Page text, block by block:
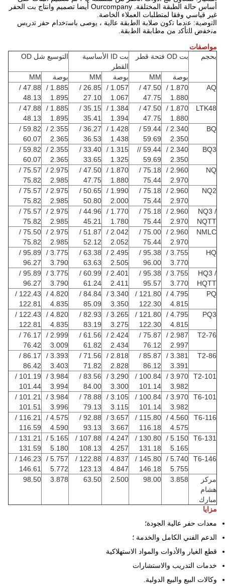
أساس حالة الطبقة المختلفة.
Ourcompany أيضا تصميم وانتاج بت الحفر
غير قياسي وفقا لمتطلبات العملاء الخاصة.
اﻟﺗوﺻﯾﺔ: ﻋﻧدﻣﺎ ﺗﮐون ﺻﻼﺑﺔ اﻟطﺑﻘﺔ ﻋﺎﻟﯾﺔ ، ﯾوﺻﯽ ﺑﺎﺳﺗﺧدام ﺣﻔر ﺗدرﯾس
ﻣﻧﺧﻔض ﻟﻟﺗﺄﮐد ﻣن ﻣطﺎﺑﻘﺔ اﻟطﺑﻘﺔ.
مواصفات
بحجم
بت OD فتحة قطر
بت ID الأساسية
القطر
التوسيع شل OD
بوصة MM بوصة MM بوصة
MM
AQ
1.870 /
1.880
47.50 /
47.75
1.057 /
1.067
26.85 /
27.10
1.885 /
1.895
47.88 /
48.13
LTK48
1.870 /
1.880
47.50 /
47.75
1.384 /
1.394
35.15 /
35.41
1.885 /
1.895
47.88 /
48.13
BQ
2.340 /
2.350
59.44 /
59.69
1.428 /
1.438
36.27 /
36.53
2.355 /
2.365
59.82 /
60.07
BQ3
2.340 /
2.350
59.44 //
59.69
1.315 /
1.325
33.40 /
33.65
2.355 /
2.365
59.82 /
60.07
NQ
2.960 /
2.970
75.18 /
75.44
1.870 /
1.880
47.50 /
47.75
2.975 /
2.985
75.57 /
75.82
NQ2
2.960 /
2.970
75.18 /
75.44
1.990 /
2.000
50.65 /
50.80
2.975 /
2.985
75.57 /
75.82
NQ3 /
NQTT
2.960 /
2.970
75.18 /
75.44
1.770 /
1.780
44.96 /
45.21
2.975 /
2.985
75.57 /
75.82
NMLC
2.960 /
2.970
75.00 /
75.44
2.042 /
2.052
51.87 /
52.12
2.975 /
2.985
75.50 /
75.82
HQ
3.755 /
3.770
95.38 /
96.00
2.495 /
2.505
63.38 /
63.63
3.775 /
3.790
95.89 /
96.27
HQ3 /
HQTT
3.755 /
3.770
95.38 /
95.57
2.401 /
2.411
60.99 /
61.24
3.775 /
3.790
95.89 /
96.27
PQ
4.795 /
4.815
121.80 /
122.30
3.340 /
3.350
84.84 /
85.09
4.820 /
4.835
122.43 /
122.81
PQ3
4.795 /
4.815
121.80 /
122.30
3.265 /
3.275
82.93 /
83.19
4.820 /
4.835
122.43 /
122.81
T2-76
2.987 /
2.997
75.87 /
76.12
2.424 /
2.434
61.56 /
61.82
2.999 /
3.009
76.17 /
76.42
T2-86
3.381 /
3.391
85.87 /
86.12
2.818 /
2.828
71.56 /
71.82
3.393 /
3.403
86.17 /
86.42
T2-101
3.970 /
3.982
100.84 /
101.14
3.290 /
3.300
83.56 /
84.00
3.984 /
3.994
101.19 /
101.44
T6-101
3.970 /
3.982
100.84 /
101.14
3.105 /
3.115
78.88 /
79.13
3.984 /
3.996
101.21 /
101.51
T6-116
4.560 /
4.575
115.80 /
116.18
3.657 /
3.667
92.88 /
93.13
4.575 /
4.590
116.21 /
116.59
T6-131
5.150 /
5.165
130.80 /
131.18
4.247 /
4.257
107.88 /
108.13
5.165 /
5.180
131.21 /
131.59
T6-146
5.740 /
5.755
145.80 /
146.18
4.837 /
4.847
122.88 /
123.13
5.757 /
5.772
146.23 /
146.61
مركز
هشام
مبارك
3.858
98.00
2.500
63.50
3.878
98.50
مزايا
معدات حفر عالية الجودة؛
الدعم الفني الكامل والخدمة ؛
قطع الغيار والأدوات والمواد الاستهلاكية
خدمات التدريب والاستشارات
وكالات البيع والبيع الدولية.